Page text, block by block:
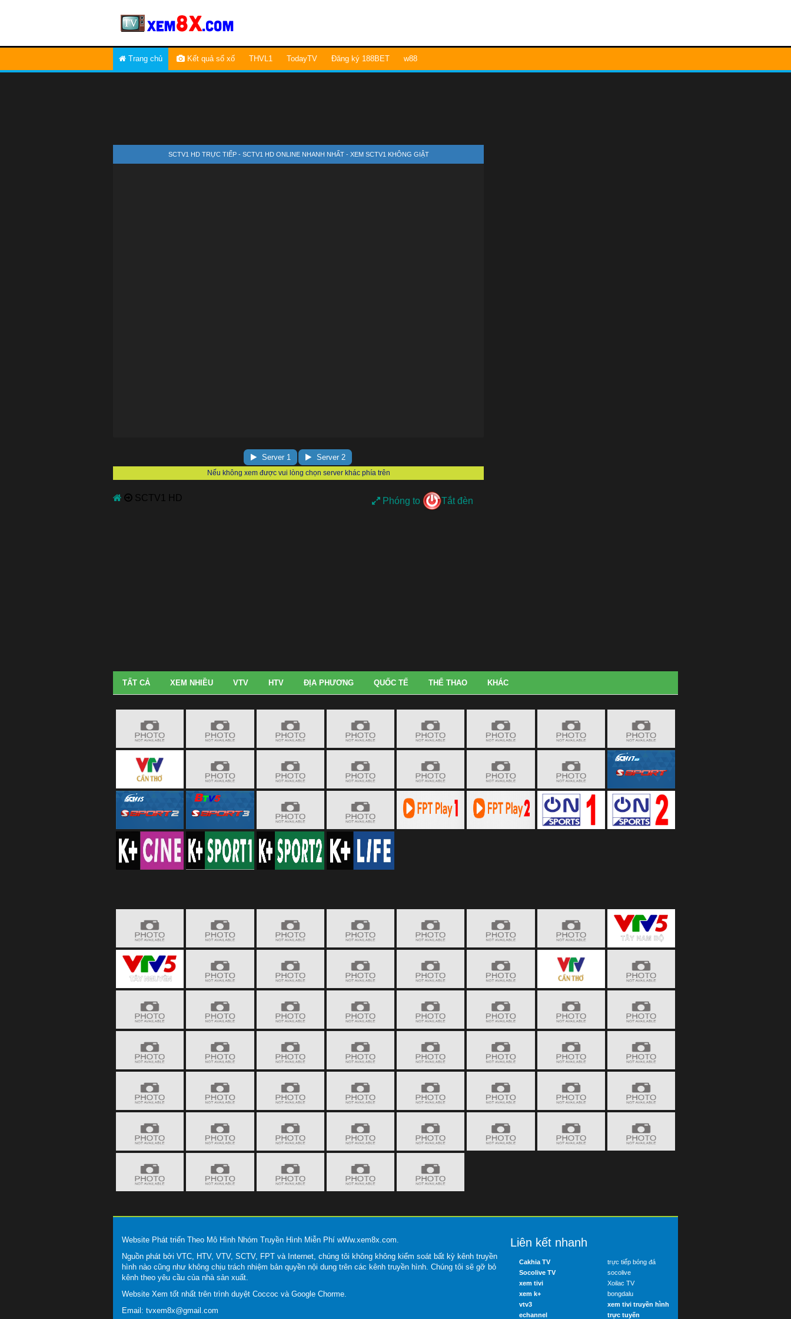
Trang chủ Kết quả sổ xố THVL1 TodayTV Đăng ký 188BET w88
SCTV1 HD TRỰC TIẾP - SCTV1 HD ONLINE NHANH NHẤT - XEM SCTV1 KHÔNG GIẬT
Server 1 Server 2
SCTV1 HD Phóng to Tắt đèn
TẤT CẢ XEM NHIỀU VTV HTV ĐỊA PHƯƠNG QUỐC TẾ THỂ THAO KHÁC
Website Phát triển Theo Mô Hình Nhóm Truyền Hình Miễn Phí wWw.xem8x.com.
Nguồn phát bởi VTC, HTV, VTV, SCTV, FPT và Internet, chúng tôi không không kiểm soát bất kỳ kênh truyền
hình nào cũng như không chịu trách nhiệm bản quyền nội dung trên các kênh truyền hình. Chúng tôi sẽ gỡ bỏ
kênh theo yêu cầu của nhà sản xuất.
Website Xem tốt nhất trên trình duyệt Coccoc và Google Chorme.
Email: tvxem8x@gmail.com
Liên kết nhanh
Cakhia TV
Socolive TV
xem tivi
xem k+
vtv3
echannel
trực tiếp bóng đá
socolive
Xoilac TV
bongdalu
xem tivi truyền hình
trực tuyến